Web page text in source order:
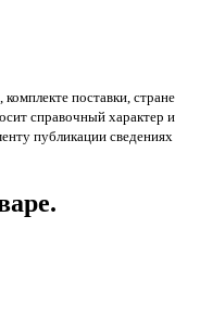
поставки, стране
справочный характер и
публикации сведениях